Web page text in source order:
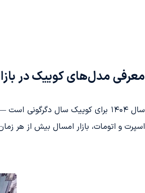
معرفی مدل‌های کوییک در بازار ۱۴۰۴؛ تنوعی فراتر از
سال ۱۴۰۴ برای کوییک سال
اسپرت و اتومات، بازار امسال بیش از هر